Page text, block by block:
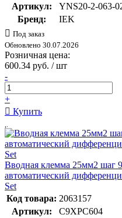
Артикул:
YNS20-2-063-
Бренд:
IEK
Под заказ
Обновлено 30.07.2026
Розничная цена:
600.34 руб. / шт
-
+
Купить
Вводная клемма 25мм2 шаг
автоматический
Set
Код товара: 2063157
Артикул:
C9XPC604